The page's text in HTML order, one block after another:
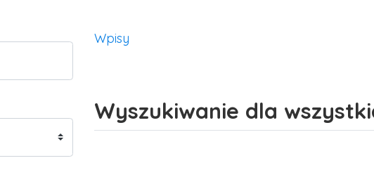
Wpisy
Wyszukiwanie dla